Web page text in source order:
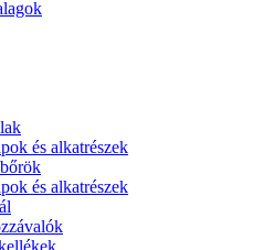
és alkatrészek
és alkatrészek